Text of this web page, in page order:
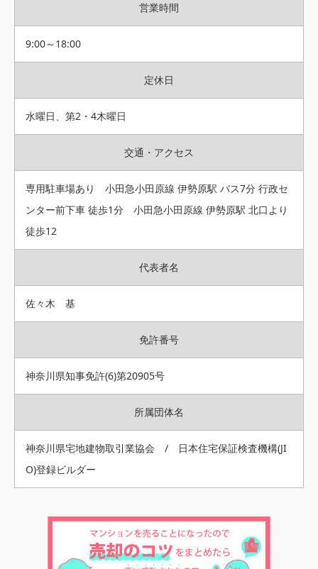
営業時間
9:00～18:00
定休日
水曜日、第2・4木曜日
交通・アクセス
専用駐車場あり 小田急小田原線 伊勢原駅 バス7分 行政セ
ンター前下車 徒歩1分 小田急小田原線 伊勢原駅 北口より
徒歩12
代表者名
佐々木 基
免許番号
神奈川県知事免許(6)第20905号
所属団体名
神奈川県宅地建物取引業協会 / 日本住宅保証検査機構(JI
O)登録ビルダー